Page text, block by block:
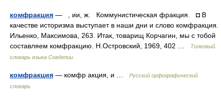
комфракция — , ии, ж. Коммунистическая фракция. ◘ В
качестве историзма выступает в наши дни и слово комфракция.
Ильенко, Максимова, 263. Итак, товарищ Корчагин, мы с тобой
составляем комфракцию. Н.Островский, 1969, 402 …
Толковый
словарь языка Совдепии
комфракция — комфр акция, и …
Русский орфографический
словарь